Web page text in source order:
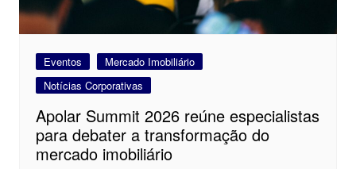
Eventos
Mercado Imobiliário
Notícias Corporativas
Apolar Summit 2026 reúne especialistas
para debater a transformação do
mercado imobiliário